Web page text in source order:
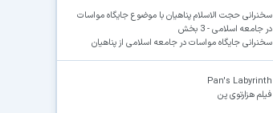
سخنرانی حجت الاسلام پناهیان با موضوع جایگاه مواسات
در جامعه اسلامی - 3 بخش
سخنرانی جایگاه مواسات در جامعه اسلامی از پناهیان
Pan's Labyrinth
فیلم هزارتوی پن